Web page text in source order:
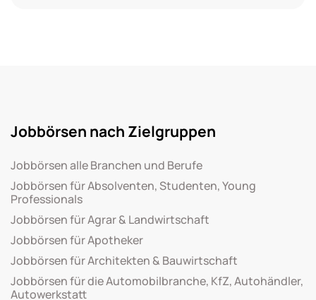
Jobbörsen nach Zielgruppen
Jobbörsen alle Branchen und Berufe
Jobbörsen für Absolventen, Studenten, Young
Professionals
Jobbörsen für Agrar & Landwirtschaft
Jobbörsen für Apotheker
Jobbörsen für Architekten & Bauwirtschaft
Jobbörsen für die Automobilbranche, KfZ, Autohändler,
Autowerkstatt